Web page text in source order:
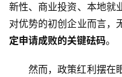
新性、商业投资、本地就
对优势的初创企业而言，
定申请成败的关键砝码。
然而，政策红利摆在